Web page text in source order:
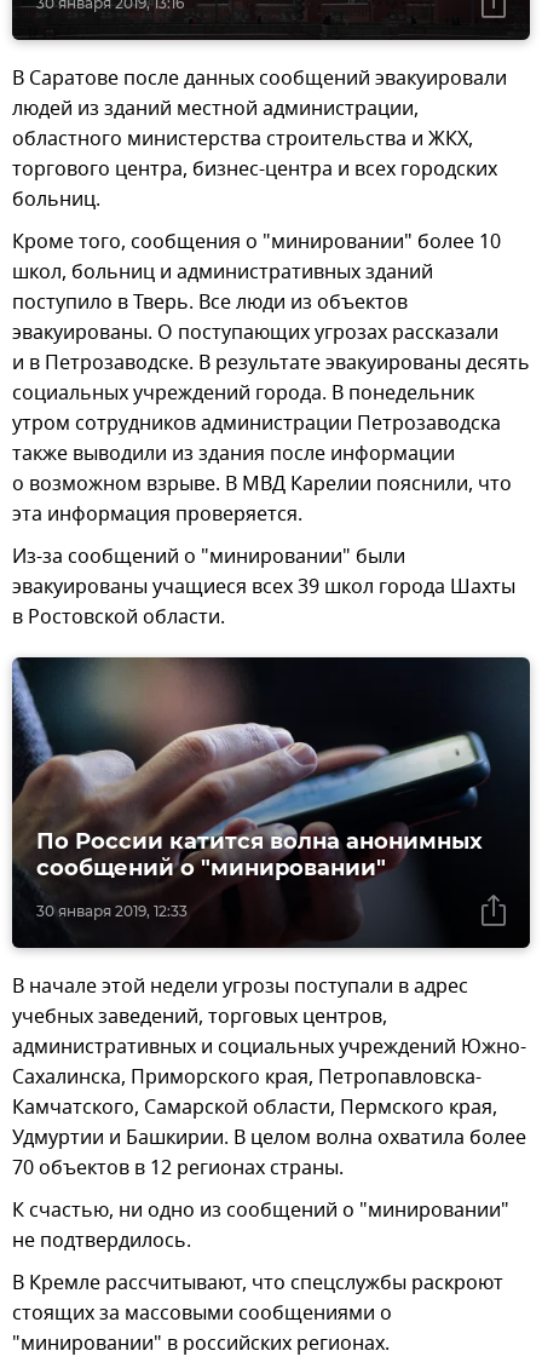
В Саратове после данных сообщений эвакуировали
людей из зданий местной администрации,
областного министерства строительства и ЖКХ,
торгового центра, бизнес-центра и всех городских
больниц.
Кроме того, сообщения о "минировании" более 10
школ, больниц и административных зданий
поступило в Тверь. Все люди из объектов
эвакуированы. О поступающих угрозах рассказали
и в Петрозаводске. В результате эвакуированы десять
социальных учреждений города. В понедельник
утром сотрудников администрации Петрозаводска
также выводили из здания после информации
о возможном взрыве. В МВД Карелии пояснили, что
эта информация проверяется.
Из-за сообщений о "минировании" были
эвакуированы учащиеся всех 39 школ города Шахты
в Ростовской области.
30 января 2019, 12:33
По России катится волна анонимных
сообщений о "минировании"
В начале этой недели угрозы поступали в адрес
учебных заведений, торговых центров,
административных и социальных учреждений Южно-
Сахалинска, Приморского края, Петропавловска-
Камчатского, Самарской области, Пермского края,
Удмуртии и Башкирии. В целом волна охватила более
70 объектов в 12 регионах страны.
К счастью, ни одно из сообщений о "минировании"
не подтвердилось.
В Кремле рассчитывают, что спецслужбы раскроют
стоящих за массовыми сообщениями о
"минировании" в российских регионах.